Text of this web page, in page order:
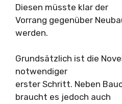
Diesen müsste klar der
Vorrang gegenüber
werden.
Grundsätzlich ist die
notwendiger
erster Schritt. Neben
braucht es jedoch auch